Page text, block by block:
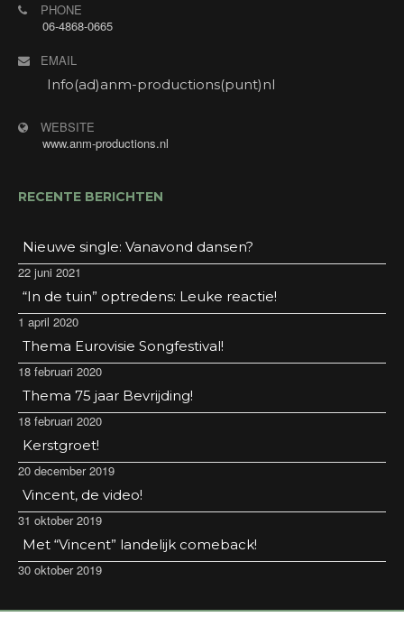
PHONE
06-4868-0665
EMAIL
Info(ad)anm-productions(punt)nl
WEBSITE
www.anm-productions.nl
RECENTE BERICHTEN
Nieuwe single: Vanavond dansen?
22 juni 2021
“In de tuin” optredens: Leuke reactie!
1 april 2020
Thema Eurovisie Songfestival!
18 februari 2020
Thema 75 jaar Bevrijding!
18 februari 2020
Kerstgroet!
20 december 2019
Vincent, de video!
31 oktober 2019
Met “Vincent” landelijk comeback!
30 oktober 2019